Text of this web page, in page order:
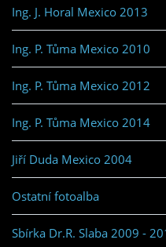
Ing. J. Horal Mexico 2013
Ing. P. Tůma Mexico 2010
Ing. P. Tůma Mexico 2012
Ing. P. Tůma Mexico 2014
Jiří Duda Mexico 2004
Ostatní fotoalba
Sbírka Dr.R. Slaba 2009 -